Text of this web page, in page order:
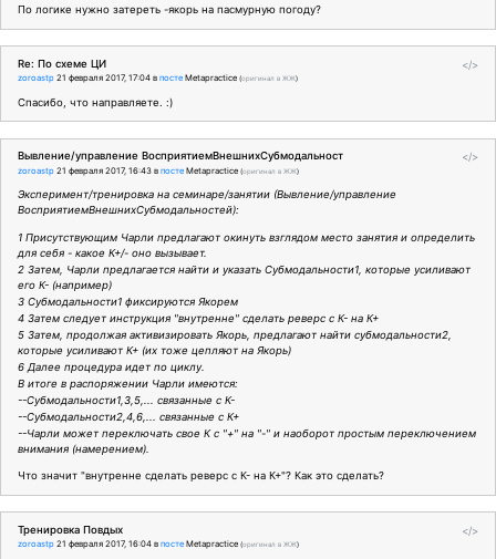
По логике нужно затереть -якорь на пасмурную погоду?
</>
Re: По схеме ЦИ
zoroastp 21 февраля 2017, 17:04 в посте Metapractice (оригинал в ЖЖ)
Спасибо, что направляете. :)
</>
Вывление/управление ВосприятиемВнешнихСубмодальност
zoroastp 21 февраля 2017, 16:43 в посте Metapractice (оригинал в ЖЖ)
Эксперимент/тренировка на семинаре/занятии (Вывление/управление
ВосприятиемВнешнихСубмодальностей):
1 Присутствующим Чарли предлагают окинуть взглядом место занятия и определить
для себя - какое К+/- оно вызывает.
2 Затем, Чарли предлагается найти и указать Субмодальности1, которые усиливают
его К- (например)
3 Субмодальности1 фиксируются Якорем
4 Затем следует инструкция "внутренне" сделать реверс с К- на К+
5 Затем, продолжая активизировать Якорь, предлагают найти субмодальности2,
которые усиливают К+ (их тоже цепляют на Якорь)
6 Далее процедура идет по циклу.
В итоге в распоряжении Чарли имеются:
--Субмодальности1,3,5,... связанные с К-
--Субмодальности2,4,6,... связанные с К+
--Чарли может переключать свое К с "+" на "-" и наоборот простым переключением
внимания (намерением).
Что значит "внутренне сделать реверс с К- на К+"? Как это сделать?
</>
Тренировка Повдых
zoroastp 21 февраля 2017, 16:04 в посте Metapractice (оригинал в ЖЖ)